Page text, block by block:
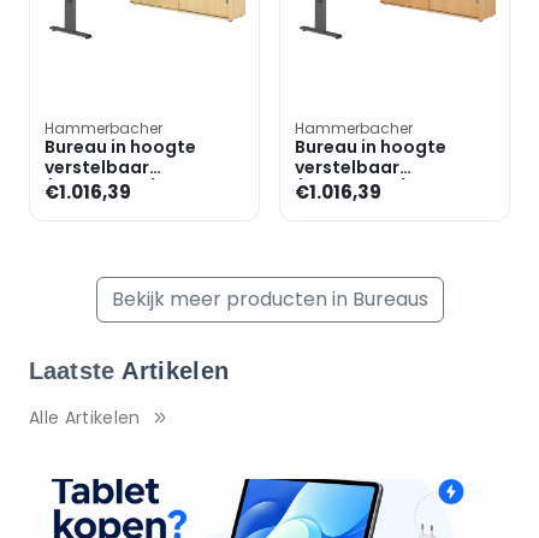
Hammerbacher
Bureau in hoogte
verstelbaar
(handmatig) incl.
dressoir »Alicante«
€1.016,39
Hammerbacher
Bureau in hoogte
verstelbaar
(handmatig) incl.
dressoir »Alicante«
€1.016,39
Bekijk meer producten in Bureaus
Laatste Artikelen
Alle Artikelen